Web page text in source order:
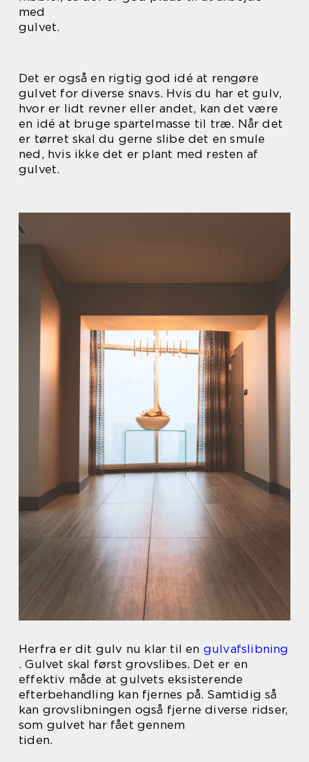
med
gulvet.
Det er også en rigtig god idé at rengøre
gulvet for diverse snavs. Hvis du har et gulv,
hvor er lidt revner eller andet, kan det være
en idé at bruge spartelmasse til træ. Når det
er tørret skal du gerne slibe det en smule
ned, hvis ikke det er plant med resten af
gulvet.
Herfra er dit gulv nu klar til en gulvafslibning
. Gulvet skal først grovslibes. Det er en
effektiv måde at gulvets eksisterende
efterbehandling kan fjernes på. Samtidig så
kan grovslibningen også fjerne diverse ridser,
som gulvet har fået gennem
tiden.